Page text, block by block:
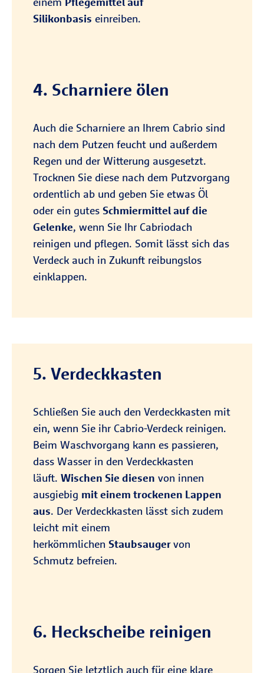
Silikonbasis einreiben.
4. Scharniere ölen
Auch die Scharniere an Ihrem Cabrio sind
nach dem Putzen feucht und außerdem
Regen und der Witterung ausgesetzt.
Trocknen Sie diese nach dem Putzvorgang
ordentlich ab und geben Sie etwas Öl
oder ein gutes Schmiermittel auf die
Gelenke, wenn Sie Ihr Cabriodach
reinigen und pflegen. Somit lässt sich das
Verdeck auch in Zukunft reibungslos
einklappen.
5. Verdeckkasten
Schließen Sie auch den Verdeckkasten mit
ein, wenn Sie ihr Cabrio-Verdeck reinigen.
Beim Waschvorgang kann es passieren,
dass Wasser in den Verdeckkasten
läuft. Wischen Sie diesen von innen
ausgiebig mit einem trockenen Lappen
aus. Der Verdeckkasten lässt sich zudem
leicht mit einem
herkömmlichen Staubsaugervon
Schmutz befreien.
6. Heckscheibe reinigen
Sorgen Sie letztlich auch für eine klare